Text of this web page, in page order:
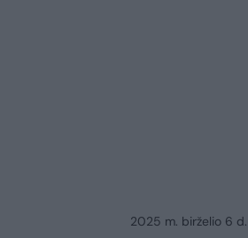
2025 m. birželio 6 d.